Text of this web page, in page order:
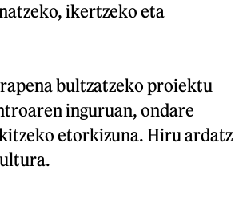
ikertzeko eta
bultzatzeko proiektu
inguruan, ondare
etorkizuna. Hiru ardatz